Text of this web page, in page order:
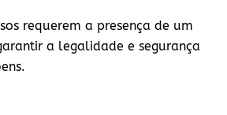
requerem a presença de um
a legalidade e segurança